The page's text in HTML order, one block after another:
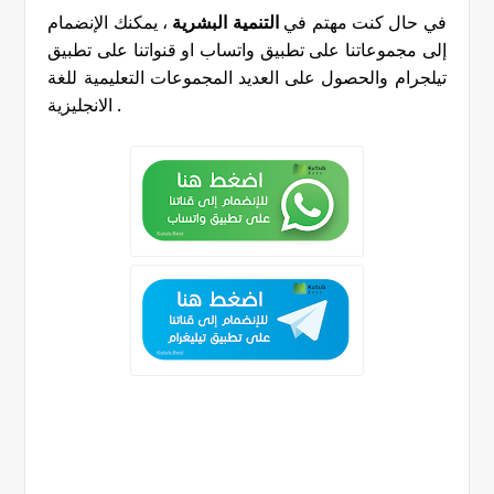
في حال كنت مهتم فيالتنمية البشرية ، يمكنك الإنضمام
إلى مجموعاتنا على تطبيق واتساب او قنواتنا على تطبيق
تيلجرام والحصول على العديد المجموعات التعليمية للغة
.